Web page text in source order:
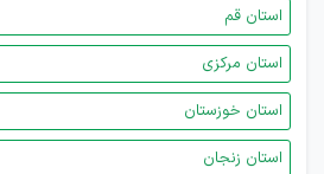
استان قم
استان مرکزی
استان خوزستان
استان زنجان